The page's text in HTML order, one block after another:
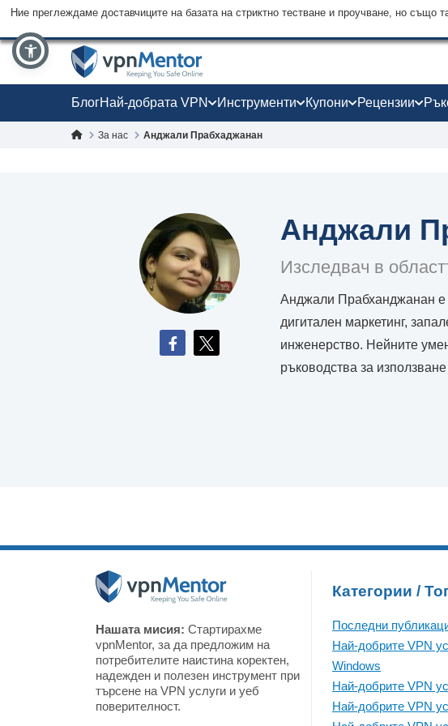
Ние преглеждаме доставчиците на базата на стриктно тестване и проучване, но
БлогНай-добрата VPN Инструменти Купони Рецензии
За нас Анджали Прабхаджанан
Анджали
Изследвач в
Анджали Прабханджанан е
дигитален маркетинг,
инженерство. Нейните
ръководства за
Нашата мисия: Стартирахме
vpnMentor, за да предложим на
потребителите наистина коректен,
надежден и полезен инструмент при
търсене на VPN услуги и уеб
поверителност.
Категории /
Последни
Най-добрите VPN
Windows
Най-добрите VPN
Най-добрите VPN